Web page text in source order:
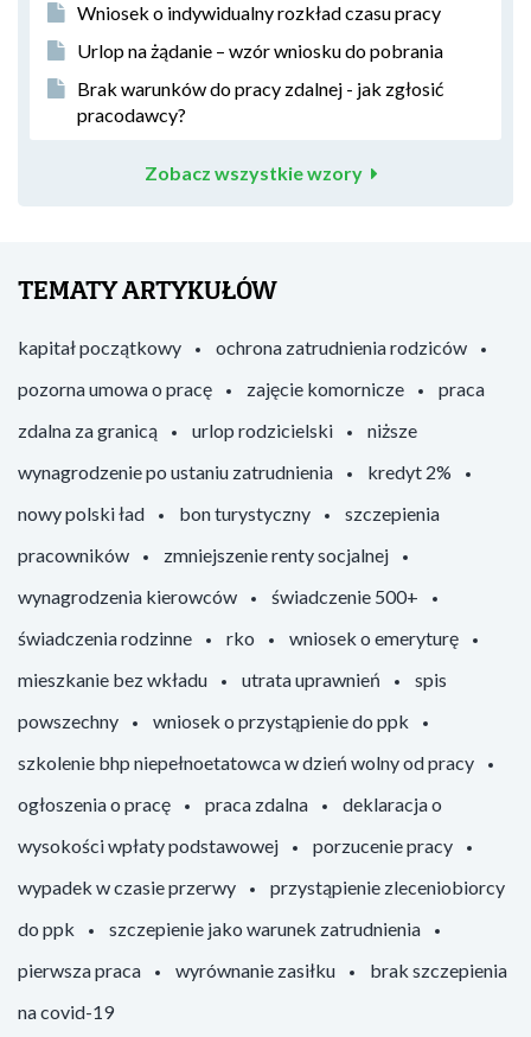
Wniosek o indywidualny rozkład czasu pracy
Urlop na żądanie – wzór wniosku do pobrania
Brak warunków do pracy zdalnej - jak zgłosić
pracodawcy?
Zobacz wszystkie wzory
TEMATY ARTYKUŁÓW
kapitał początkowy
ochrona zatrudnienia rodziców
pozorna umowa o pracę
zajęcie komornicze
praca
zdalna za granicą
urlop rodzicielski
niższe
wynagrodzenie po ustaniu zatrudnienia
kredyt 2%
nowy polski ład
bon turystyczny
szczepienia
pracowników
zmniejszenie renty socjalnej
wynagrodzenia kierowców
świadczenie 500+
świadczenia rodzinne
rko
wniosek o emeryturę
mieszkanie bez wkładu
utrata uprawnień
spis
powszechny
wniosek o przystąpienie do ppk
szkolenie bhp niepełnoetatowca w dzień wolny od pracy
ogłoszenia o pracę
praca zdalna
deklaracja o
wysokości wpłaty podstawowej
porzucenie pracy
wypadek w czasie przerwy
przystąpienie zleceniobiorcy
do ppk
szczepienie jako warunek zatrudnienia
pierwsza praca
wyrównanie zasiłku
brak szczepienia
na covid-19